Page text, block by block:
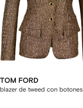
TOM FORD
blazer de tweed con botones